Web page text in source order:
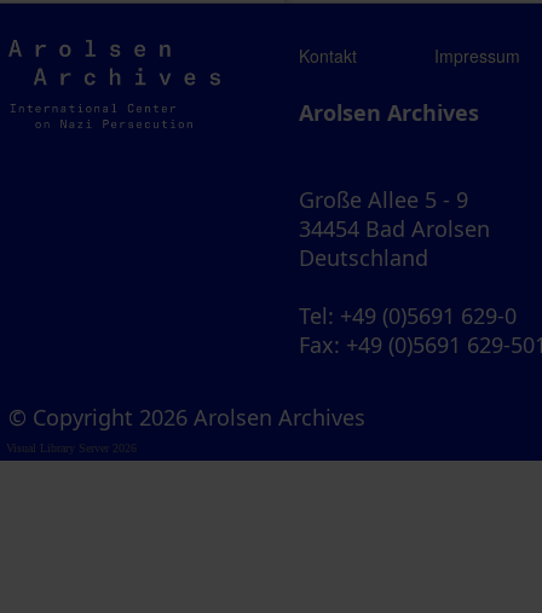
Arolsen
Archives
Kontakt Impressum
Arolsen Archives
Große Allee 5 - 9
34454 Bad Arolsen
Deutschland
Tel: +49 (0)5691 629-0
Fax: +49 (0)5691 629-
© Copyright 2026 Arolsen Archives
Visual Library Server 2026